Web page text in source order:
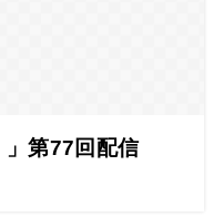
」第77回配信